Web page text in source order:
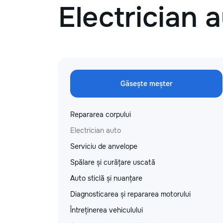
Electrician
Găsește meșter
Repararea corpului
Electrician auto
Serviciu de anvelope
Spălare și curățare uscată
Auto sticlă și nuanțare
Diagnosticarea și repararea motorului
Întreținerea vehiculului